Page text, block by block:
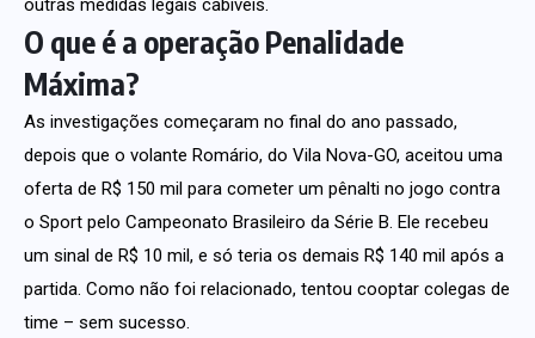
outras medidas legais cabíveis.
O que é a operação Penalidade
Máxima?
As investigações começaram no final do ano passado,
depois que o volante Romário, do Vila Nova-GO, aceitou uma
oferta de R$ 150 mil para cometer um pênalti no jogo contra
o Sport pelo Campeonato Brasileiro da Série B. Ele recebeu
um sinal de R$ 10 mil, e só teria os demais R$ 140 mil após a
partida. Como não foi relacionado, tentou cooptar colegas de
time – sem sucesso.